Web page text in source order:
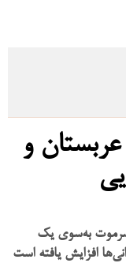
و
به‌سوی یک
افزایش یافته است